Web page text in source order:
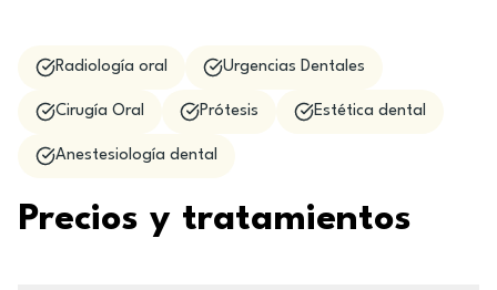
Radiología oral Urgencias Dentales
Cirugía Oral Prótesis Estética dental
Anestesiología dental
Precios y tratamientos